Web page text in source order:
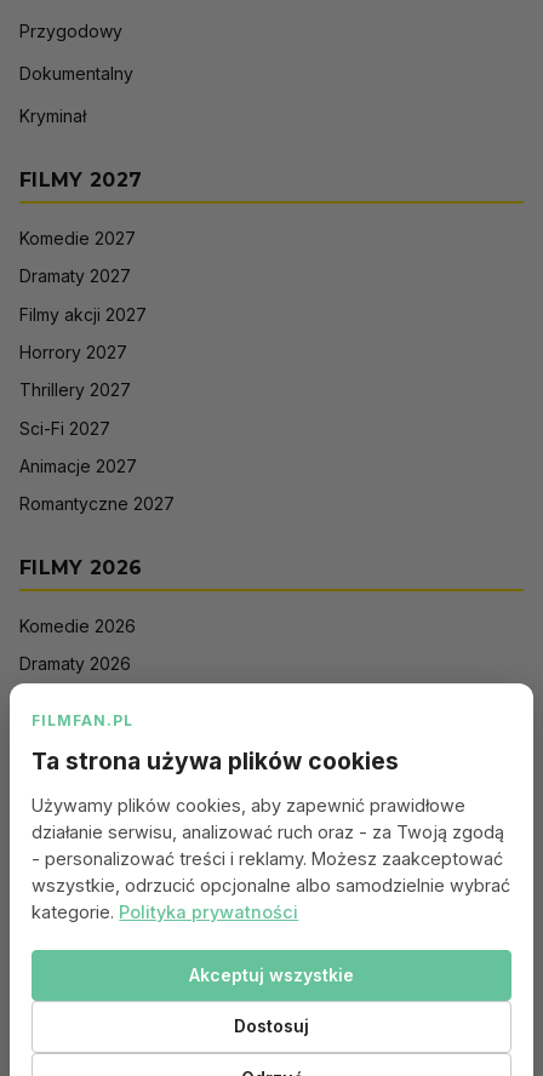
Przygodowy
Dokumentalny
Kryminał
FILMY 2027
Komedie 2027
Dramaty 2027
Filmy akcji 2027
Horrory 2027
Thrillery 2027
Sci-Fi 2027
Animacje 2027
Romantyczne 2027
FILMY 2026
Komedie 2026
Dramaty 2026
Sci-Fi 2026
Animacje 2026
Romantyczne 2026
Portal:
© 2010–2026 FILMFAN.PL – Film. Nasza wspólna pasja.
FILMFAN.PL
Ta strona używa plików cookies
Używamy plików cookies, aby zapewnić prawidłowe
działanie serwisu, analizować ruch oraz - za Twoją zgodą
- personalizować treści i reklamy. Możesz zaakceptować
wszystkie, odrzucić opcjonalne albo samodzielnie wybrać
kategorie. Polityka prywatności
Dostosuj
Akceptuj wszystkie